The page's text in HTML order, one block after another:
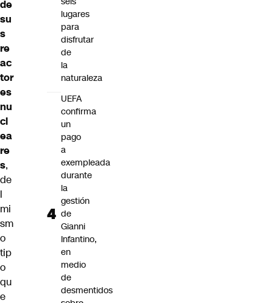
de
su
s
re
ac
tor
es
nu
cl
ea
re
s,
de
l
mi
sm
o
tip
o
qu
e
lugares
para
disfrutar
de
la
naturaleza
UEFA
confirma
un
pago
a
exempleada
durante
la
gestión
de
Gianni
Infantino,
en
medio
de
desmentidos